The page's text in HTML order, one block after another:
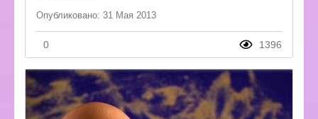
Опубликовано: 31 Мая 2013
0 1396